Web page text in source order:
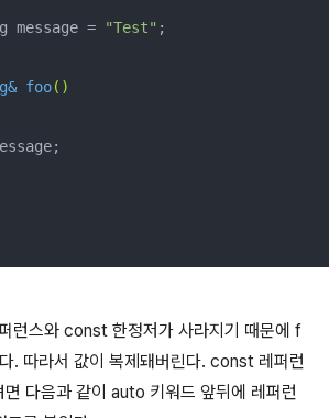
= "Test" ;
foo()
런스와 const 한정저가 사라지기 때문에 f
. 따라서 값이 복제돼버린다. const 레퍼런
다음과 같이 auto 키워드 앞뒤에 레퍼런